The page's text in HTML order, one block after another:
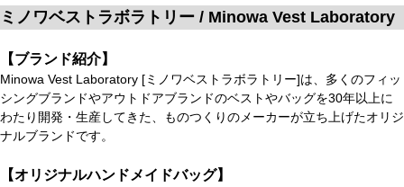
ミノワベストラボラトリー / Minowa Vest Laboratory
【ブランド紹介】
Minowa Vest Laboratory [ミノワベストラボラトリー]は、多くのフィッ
シングブランドやアウトドアブランドのベストやバッグを30年以上に
わたり開発・生産してきた、ものつくりのメーカーが立ち上げたオリジ
ナルブランドです。
【オリジナルハンドメイドバッグ】